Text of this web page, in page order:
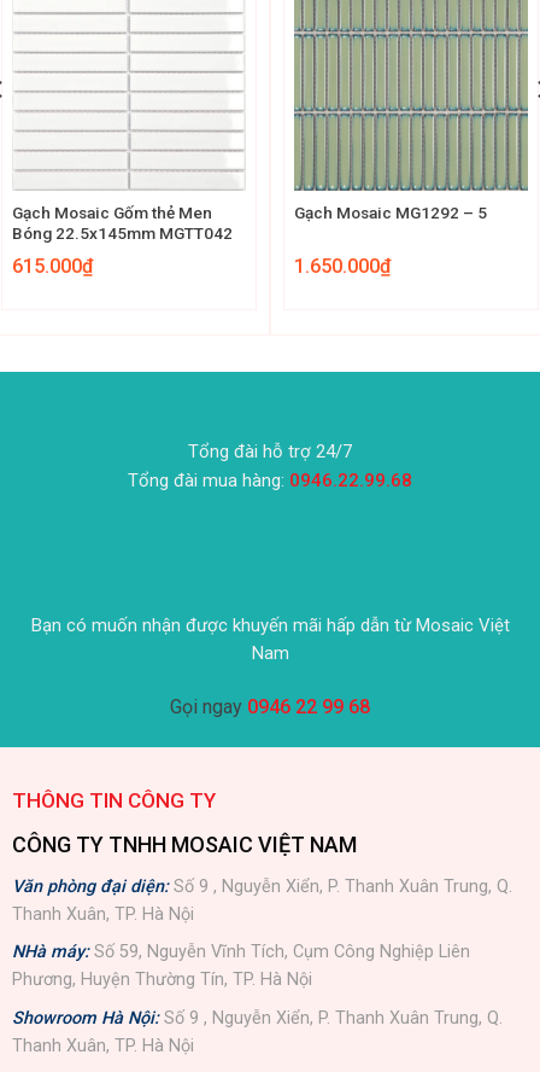
Gạch Mosaic Gốm thẻ Men
Bóng 22.5x145mm MGTT042
615.000₫
Gạch Mosaic MG1292 – 5
1.650.000₫
Tổng đài hỗ trợ 24/7
Tổng đài mua hàng: 0946.22.99.68
Bạn có muốn nhận được khuyến mãi hấp dẫn từ Mosaic Việt
Nam
Gọi ngay 0946 22 99 68
THÔNG TIN CÔNG TY
CÔNG TY TNHH MOSAIC VIỆT NAM
Văn phòng đại diện:Số 9 , Nguyễn Xiển, P. Thanh Xuân Trung, Q.
Thanh Xuân, TP. Hà Nội
NHà máy: Số 59, Nguyễn Vĩnh Tích, Cụm Công Nghiệp Liên
Phương, Huyện Thường Tín, TP. Hà Nội
Showroom Hà Nội: Số 9 , Nguyễn Xiển, P. Thanh Xuân Trung, Q.
Thanh Xuân, TP. Hà Nội